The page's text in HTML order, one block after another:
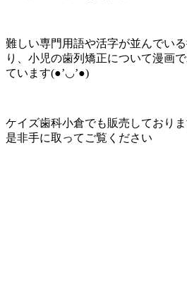
難しい専門用語や活字が並んでい
り、小児の歯列矯正について漫画
ています(●’◡’●)
ケイズ歯科小倉でも販売しており
是非手に取ってご覧ください